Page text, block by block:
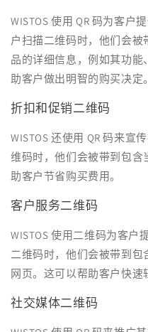
WISTOS 使用 QR 码为客户
户扫描二维码时，他们会
品的详细信息，例如其功
助客户做出明智的购买决定。
折扣和促销二维码
WISTOS 还使用 QR 码来宣
维码时，他们会被带到包含
助客户节省购买费用。
客户服务二维码
WISTOS 使用二维码为客户
二维码时，他们会被带到包
网页。这可以帮助客户快速
社交媒体二维码